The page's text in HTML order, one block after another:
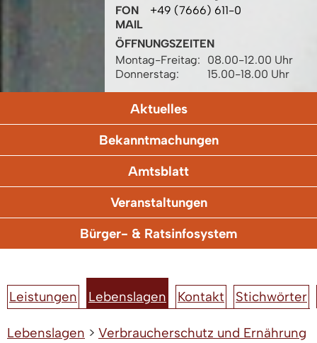
FON
+49 (7666) 611-0
MAIL
ÖFFNUNGSZEITEN
Montag-Freitag:
08.00-12.00 Uhr
Donnerstag:
15.00-18.00 Uhr
Aktuelles
Bekanntmachungen
Amtsblatt
Veranstaltungen
Bürger- & Ratsinfosystem
Leistungen Lebenslagen Kontakt Stichwörter
Lebenslagen > Verbraucherschutz und Ernährung